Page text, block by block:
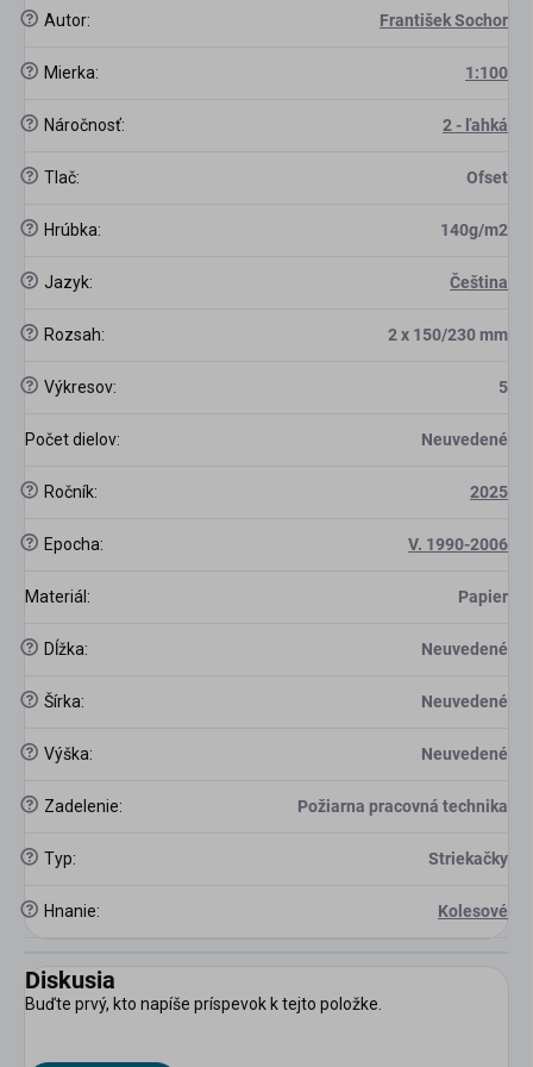
? Autor: František Sochor
? Mierka: 1:100
? Náročnosť: 2 - ľahká
? Tlač: Ofset
? Hrúbka: 140g/m2
? Jazyk: Čeština
? Rozsah: 2 x 150/230 mm
? Výkresov: 5
Počet dielov: Neuvedené
? Ročník: 2025
? Epocha: V. 1990-2006
Materiál : Papier
? Dĺžka: Neuvedené
? Šírka: Neuvedené
? Výška: Neuvedené
? Zadelenie: Požiarna pracovná technika
? Typ: Striekačky
? Hnanie: Kolesové
Diskusia
Buďte prvý, kto napíše príspevok k tejto položke.